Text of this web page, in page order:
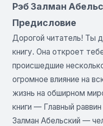
Рэб Залман
Предисловие
Дорогой читатель! Ты
книгу. Она откроет
происшедшие
огромное влияние на
жизнь на обширном
книги — Главный
Залман Абельский —